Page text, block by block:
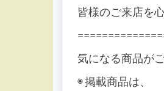
皆様のご来店を
気になる商品が
◉ 掲載商品は、